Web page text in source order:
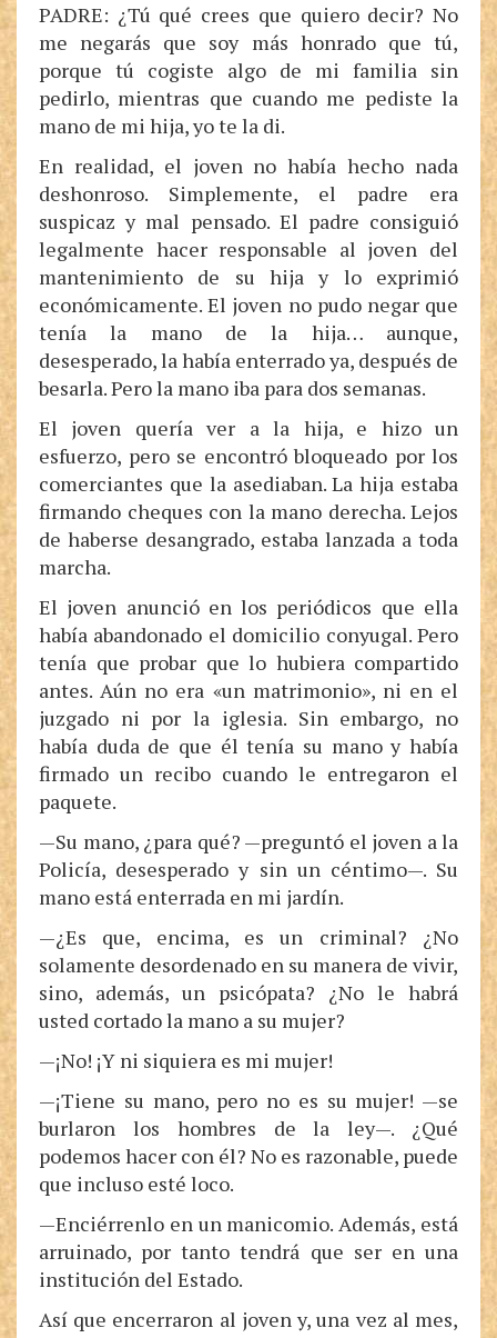
PADRE: ¿Tú qué crees que quiero decir? No
me negarás que soy más honrado que tú,
porque tú cogiste algo de mi familia sin
pedirlo, mientras que cuando me pediste la
mano de mi hija, yo te la di.
En realidad, el joven no había hecho nada
deshonroso. Simplemente, el padre era
suspicaz y mal pensado. El padre consiguió
legalmente hacer responsable al joven del
mantenimiento de su hija y lo exprimió
económicamente. El joven no pudo negar que
tenía la mano de la hija… aunque,
desesperado, la había enterrado ya, después de
besarla. Pero la mano iba para dos semanas.
El joven quería ver a la hija, e hizo un
esfuerzo, pero se encontró bloqueado por los
comerciantes que la asediaban. La hija estaba
firmando cheques con la mano derecha. Lejos
de haberse desangrado, estaba lanzada a toda
marcha.
El joven anunció en los periódicos que ella
había abandonado el domicilio conyugal. Pero
tenía que probar que lo hubiera compartido
antes. Aún no era «un matrimonio», ni en el
juzgado ni por la iglesia. Sin embargo, no
había duda de que él tenía su mano y había
firmado un recibo cuando le entregaron el
paquete.
—Su mano, ¿para qué? —preguntó el joven a la
Policía, desesperado y sin un céntimo—. Su
mano está enterrada en mi jardín.
—¿Es que, encima, es un criminal? ¿No
solamente desordenado en su manera de vivir,
sino, además, un psicópata? ¿No le habrá
usted cortado la mano a su mujer?
—¡No! ¡Y ni siquiera es mi mujer!
—¡Tiene su mano, pero no es su mujer! —se
burlaron los hombres de la ley—. ¿Qué
podemos hacer con él? No es razonable, puede
que incluso esté loco.
—Enciérrenlo en un manicomio. Además, está
arruinado, por tanto tendrá que ser en una
institución del Estado.
Así que encerraron al joven y, una vez al mes,